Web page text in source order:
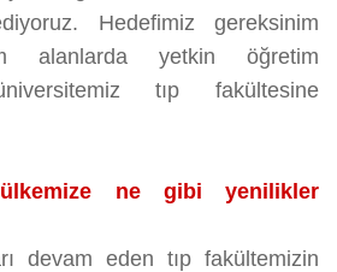
Hedefimiz gereksinim
alanlarda yetkin öğretim
tıp fakültesine
ne gibi yenilikler
devam eden tıp fakültemizin